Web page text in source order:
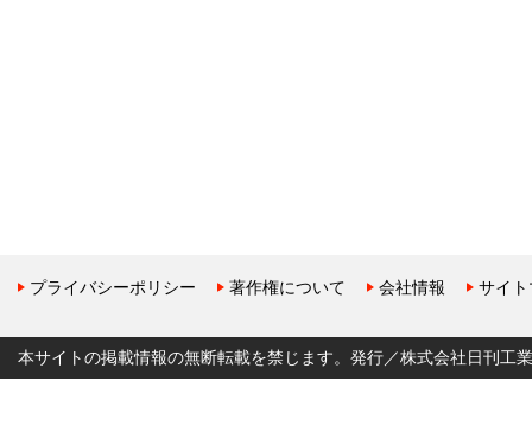
プライバシーポリシー 著作権について 会社情報 サイ
本サイトの掲載情報の無断転載を禁じます。発行／株式会社日刊